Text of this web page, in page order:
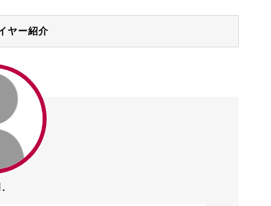
ヤー紹介